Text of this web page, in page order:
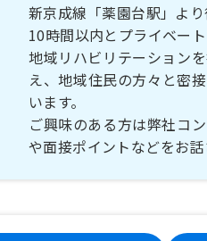
新京成線「薬園台駅」よ
10時間以内とプライベー
地域リハビリテーション
え、地域住民の方々と密
います。
ご興味のある方は弊社コ
や面接ポイントなどをお話